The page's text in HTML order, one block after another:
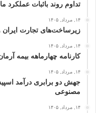
تداوم روند باثبات عملکرد
۱۴, مرداد, ۱۴۰۵
زیرساخت‌های تجارت
۱۴, مرداد, ۱۴۰۵
کارنامه چهارماهه بیمه
۱۴, مرداد, ۱۴۰۵
جهش دو برابری درآمد
مصنوعی
۱۴, مرداد, ۱۴۰۵